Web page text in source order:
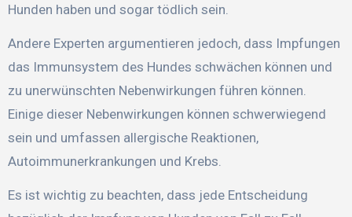
Hunden haben und sogar tödlich sein.
Andere Experten argumentieren jedoch, dass Impfungen
das Immunsystem des Hundes schwächen können und
zu unerwünschten Nebenwirkungen führen können.
Einige dieser Nebenwirkungen können schwerwiegend
sein und umfassen allergische Reaktionen,
Autoimmunerkrankungen und Krebs.
Es ist wichtig zu beachten, dass jede Entscheidung